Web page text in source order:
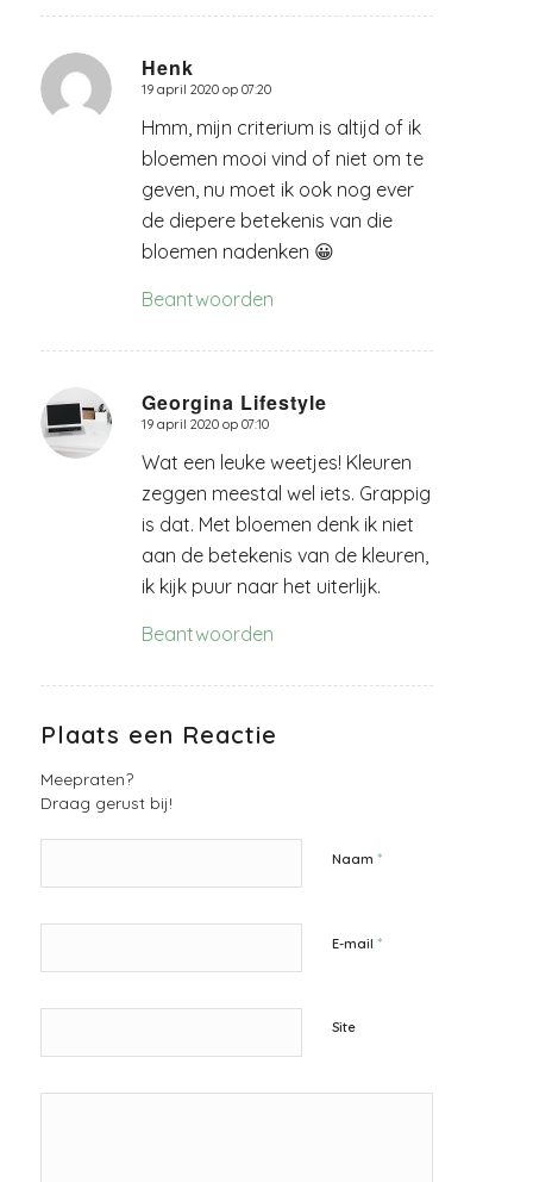
Henk
zegt:
19 april 2020 op 07:20
Hmm, mijn criterium is altijd of ik
bloemen mooi vind of niet om te
geven, nu moet ik ook nog ever
de diepere betekenis van die
bloemen nadenken 😀
Beantwoorden
Georgina Lifestyle
zegt:
19 april 2020 op 07:10
Wat een leuke weetjes! Kleuren
zeggen meestal wel iets. Grappig
is dat. Met bloemen denk ik niet
aan de betekenis van de kleuren,
ik kijk puur naar het uiterlijk.
Beantwoorden
Plaats een Reactie
Meepraten?
Draag gerust bij!
Naam *
E-mail *
Site